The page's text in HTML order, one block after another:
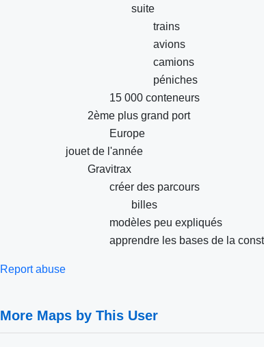
suite
trains
avions
camions
péniches
15 000 conteneurs
2ème plus grand port
Europe
jouet de l'année
Gravitrax
créer des parcours
billes
modèles peu expliqués
apprendre les bases de la
Report abuse
More Maps by This User